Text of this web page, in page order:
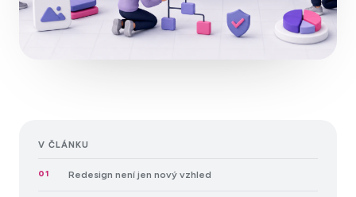
V ČLÁNKU
01 Redesign není jen nový vzhled